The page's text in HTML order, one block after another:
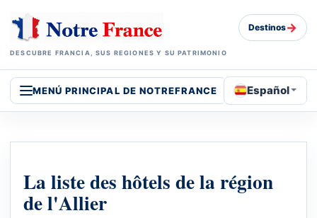
DESCUBRE FRANCIA, SUS REGIONES Y SU PATRIMONIO
Destinos→
MENÚ PRINCIPAL DE NOTREFRANCE Español
La liste des hôtels de la région
de l'Allier